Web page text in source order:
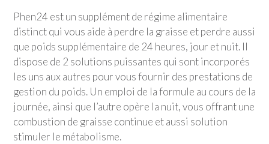
Phen24 est un supplément de régime alimentaire
distinct qui vous aide à perdre la graisse et perdre aussi
que poids supplémentaire de 24 heures, jour et nuit. Il
dispose de 2 solutions puissantes qui sont incorporés
les uns aux autres pour vous fournir des prestations de
gestion du poids. Un emploi de la formule au cours de la
journée, ainsi que l’autre opère la nuit, vous offrant une
combustion de graisse continue et aussi solution
stimuler le métabolisme.